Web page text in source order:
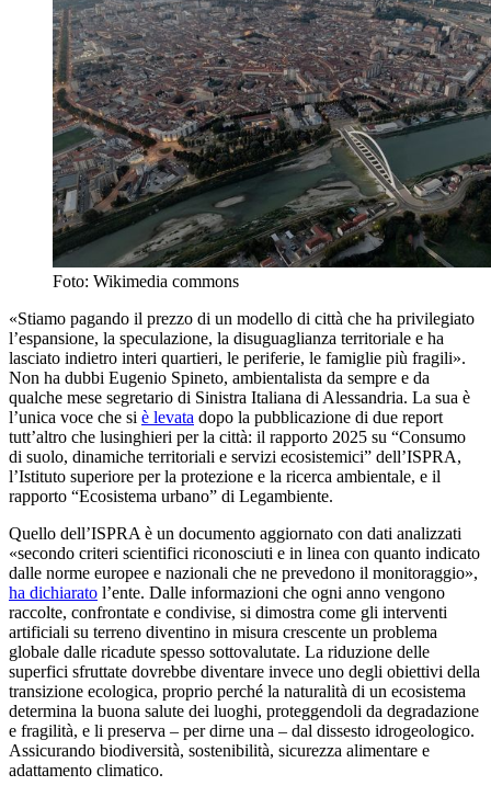
Foto: Wikimedia commons
«Stiamo pagando il prezzo di un modello di città che ha privilegiato
l’espansione, la speculazione, la disuguaglianza territoriale e ha
lasciato indietro interi quartieri, le periferie, le famiglie più fragili».
Non ha dubbi Eugenio Spineto, ambientalista da sempre e da
qualche mese segretario di Sinistra Italiana di Alessandria. La sua è
l’unica voce che si è levata dopo la pubblicazione di due report
tutt’altro che lusinghieri per la città: il rapporto 2025 su “Consumo
di suolo, dinamiche territoriali e servizi ecosistemici” dell’ISPRA,
l’Istituto superiore per la protezione e la ricerca ambientale, e il
rapporto “Ecosistema urbano” di Legambiente.
Quello dell’ISPRA è un documento aggiornato con dati analizzati
«secondo criteri scientifici riconosciuti e in linea con quanto indicato
dalle norme europee e nazionali che ne prevedono il monitoraggio»,
ha dichiarato l’ente. Dalle informazioni che ogni anno vengono
raccolte, confrontate e condivise, si dimostra come gli interventi
artificiali su terreno diventino in misura crescente un problema
globale dalle ricadute spesso sottovalutate. La riduzione delle
superfici sfruttate dovrebbe diventare invece uno degli obiettivi della
transizione ecologica, proprio perché la naturalità di un ecosistema
determina la buona salute dei luoghi, proteggendoli da degradazione
e fragilità, e li preserva – per dirne una – dal dissesto idrogeologico.
Assicurando biodiversità, sostenibilità, sicurezza alimentare e
adattamento climatico.